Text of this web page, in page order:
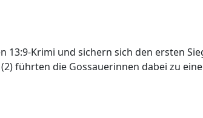
Krimi und sichern sich den ersten
führten die Gossauerinnen dabei zu